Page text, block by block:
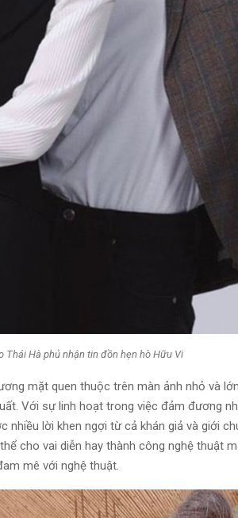
Thái Hà phủ nhận tin đồn hẹn hò Hữu Vi
mặt quen thuộc trên màn ảnh nhỏ và
Với sự linh hoạt trong việc đảm đương
nhiều lời khen ngợi từ cả khán giả và giới
cho vai diễn hay thành công nghệ thuật
mê với nghệ thuật.